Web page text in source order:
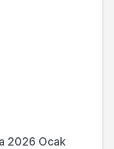
2026 Ocak